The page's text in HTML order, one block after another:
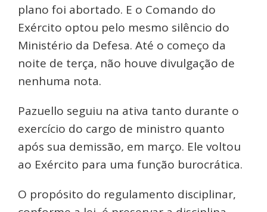
plano foi abortado. E o Comando do
Exército optou pelo mesmo silêncio do
Ministério da Defesa. Até o começo da
noite de terça, não houve divulgação de
nenhuma nota.
Pazuello seguiu na ativa tanto durante o
exercício do cargo de ministro quanto
após sua demissão, em março. Ele voltou
ao Exército para uma função burocrática.
O propósito do regulamento disciplinar,